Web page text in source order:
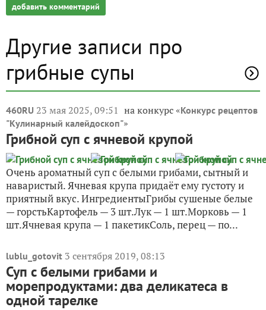
добавить комментарий
Другие записи про
грибные супы
460RU 23 мая 2025, 09:51 на конкурс «Конкурс рецептов
"Кулинарный калейдоскоп"»
Грибной суп с ячневой крупой
Очень ароматный суп с белыми грибами, сытный и
наваристый. Ячневая крупа придаёт ему густоту и
приятный вкус. ИнгредиентыГрибы сушеные белые
— горстьКартофель — 3 шт.Лук — 1 шт.Морковь — 1
шт.Ячневая крупа — 1 пакетикСоль, перец — по...
lublu_gotovit 3 сентября 2019, 08:13
Суп с белыми грибами и
морепродуктами: два деликатеса в
одной тарелке